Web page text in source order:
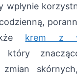
wpłynie
krem z
zmian